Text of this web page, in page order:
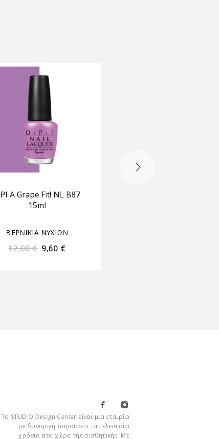
A Grape Fit! NL B87
15ml
ΒΕΡΝΙΚΙΑ ΝΥΧΙΩΝ
12,00€ 9,60 €
Το STUDIO Design Center είναι μια εταιρία
με δυναμική παρουσία τα τελευταία
χρόνια στο χώρο της αισθητικής. Με